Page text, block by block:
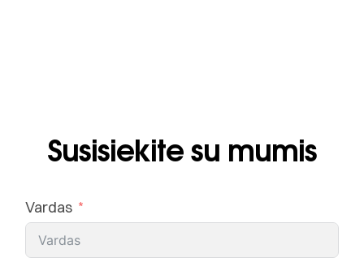
Susisiekite su mumis
Vardas